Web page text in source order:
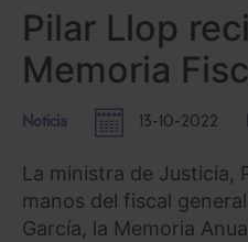
Pilar Llop
Memoria
Noticia 13-10-2022
La ministra de Justicia,
manos del fiscal
García, la Memoria